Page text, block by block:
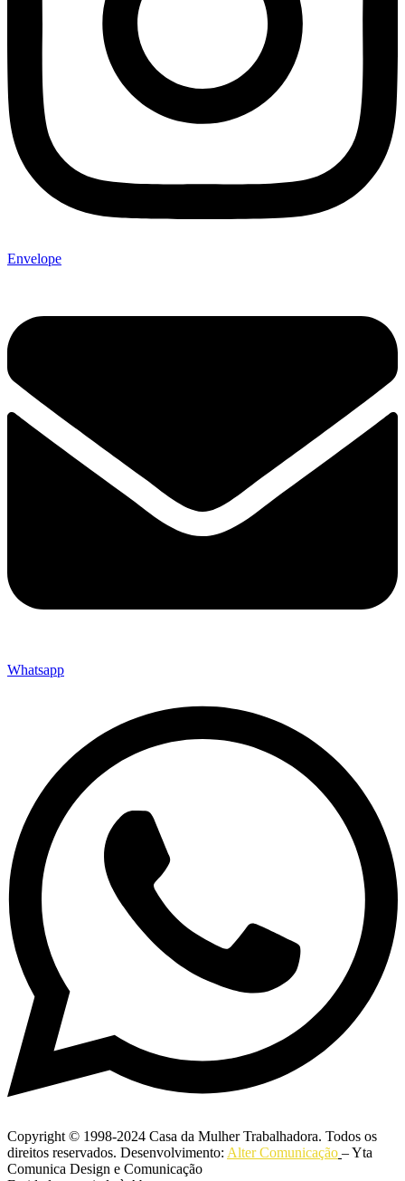
Envelope
Whatsapp
Copyright © 1998-2024 Casa da Mulher Trabalhadora. Todos os
direitos reservados. Desenvolvimento: Alter Comunicação – Yta
Comunica Design e Comunicação